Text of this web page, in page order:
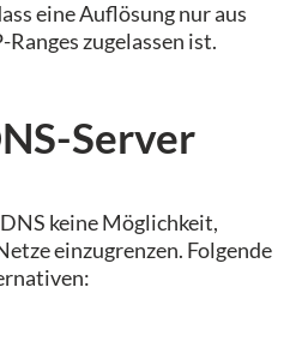
eine Auflösung nur aus
zugelassen ist.
Server
keine Möglichkeit,
einzugrenzen. Folgende